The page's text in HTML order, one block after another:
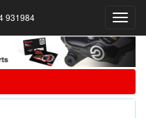
931984